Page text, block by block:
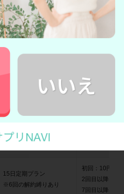
円で試せるチャンス
→グラミープラスの公式サイト
の価格差は、なんと3,672円〜
15日定期プラン
※6回の解約縛りあり
初回：10円
2回目以降：
7回目以降：